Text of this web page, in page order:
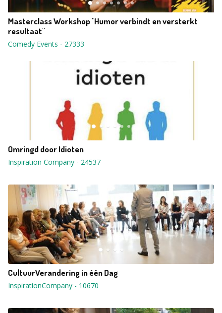
Masterclass Workshop "Humor verbindt en versterkt
resultaat"
Comedy Events - 27333
Omringd door Idioten
Inspiration Company - 24537
CultuurVerandering in één Dag
InspirationCompany - 10670